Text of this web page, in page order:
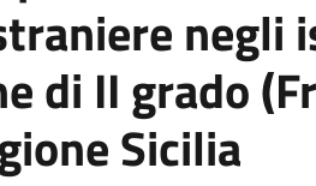
negli
di II grado
Sicilia